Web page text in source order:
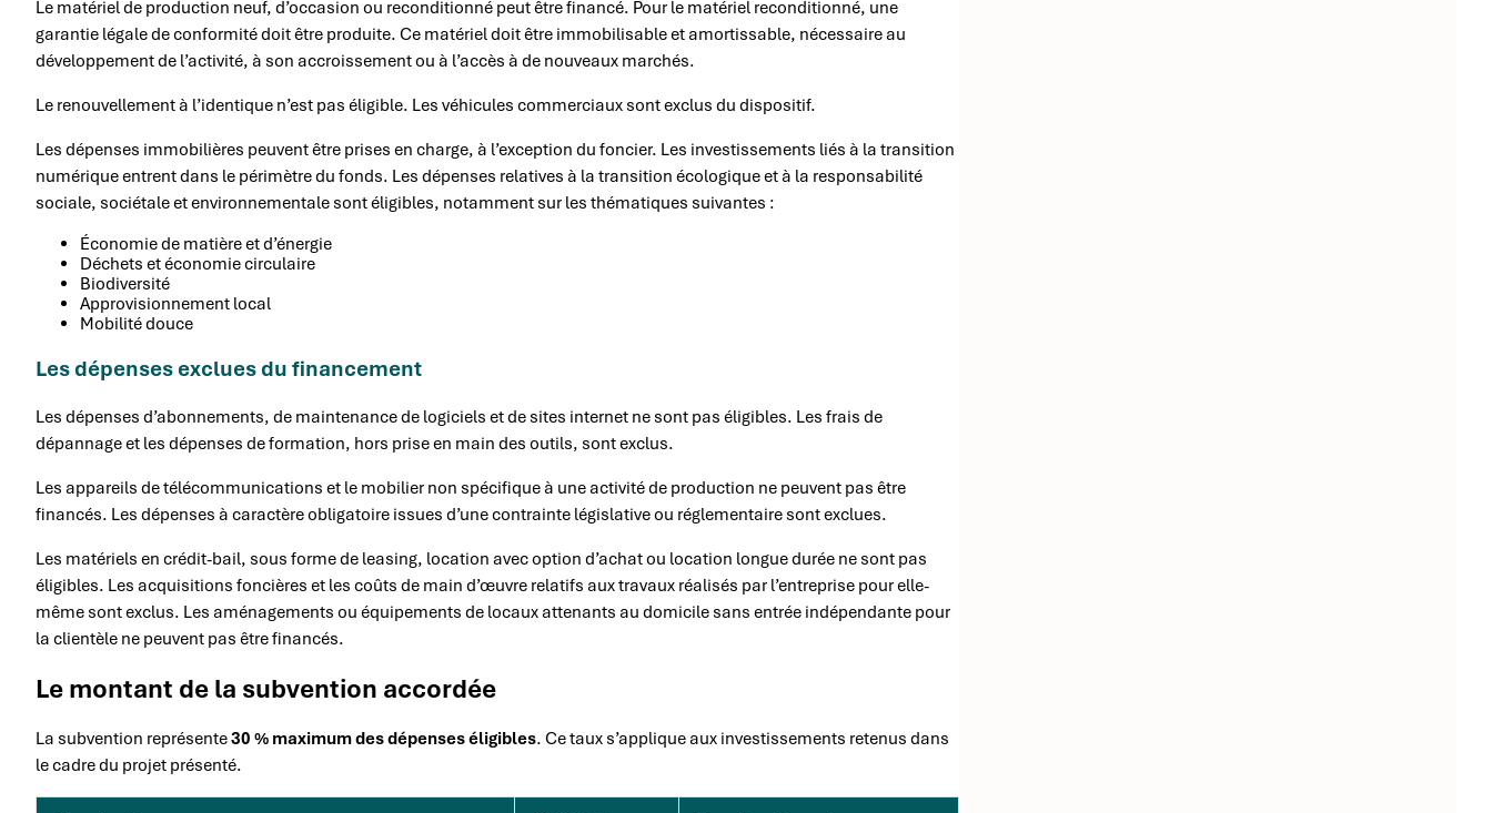
Le matériel de production neuf, d’occasion ou reconditionné peut être financé. Pour le matériel reconditionné, une
garantie légale de conformité doit être produite. Ce matériel doit être immobilisable et amortissable, nécessaire au
développement de l’activité, à son accroissement ou à l’accès à de nouveaux marchés.
Le renouvellement à l’identique n’est pas éligible. Les véhicules commerciaux sont exclus du dispositif.
Les dépenses immobilières peuvent être prises en charge, à l’exception du foncier. Les investissements liés à la transition
numérique entrent dans le périmètre du fonds. Les dépenses relatives à la transition écologique et à la responsabilité
sociale, sociétale et environnementale sont éligibles, notamment sur les thématiques suivantes :
Économie de matière et d’énergie
Déchets et économie circulaire
Biodiversité
Approvisionnement local
Mobilité douce
Les dépenses exclues du financement
Les dépenses d’abonnements, de maintenance de logiciels et de sites internet ne sont pas éligibles. Les frais de
dépannage et les dépenses de formation, hors prise en main des outils, sont exclus.
Les appareils de télécommunications et le mobilier non spécifique à une activité de production ne peuvent pas être
financés. Les dépenses à caractère obligatoire issues d’une contrainte législative ou réglementaire sont exclues.
Les matériels en crédit-bail, sous forme de leasing, location avec option d’achat ou location longue durée ne sont pas
éligibles. Les acquisitions foncières et les coûts de main d’œuvre relatifs aux travaux réalisés par l’entreprise pour elle-
même sont exclus. Les aménagements ou équipements de locaux attenants au domicile sans entrée indépendante pour
la clientèle ne peuvent pas être financés.
Le montant de la subvention accordée
La subvention représente30 % maximum des dépenses éligibles. Ce taux s’applique aux investissements retenus dans
le cadre du projet présenté.